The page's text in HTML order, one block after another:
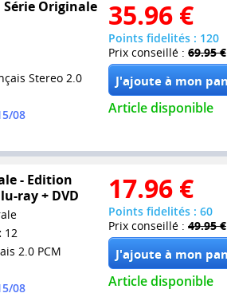
Originale
Stereo 2.0
08
35.96 €
Points fidelités : 120
Prix conseillé : 69.95 €
Article disponible
- Edition
ray + DVD
12
2.0 PCM
08
17.96 €
Points fidelités : 60
Prix conseillé : 49.95 €
Article disponible